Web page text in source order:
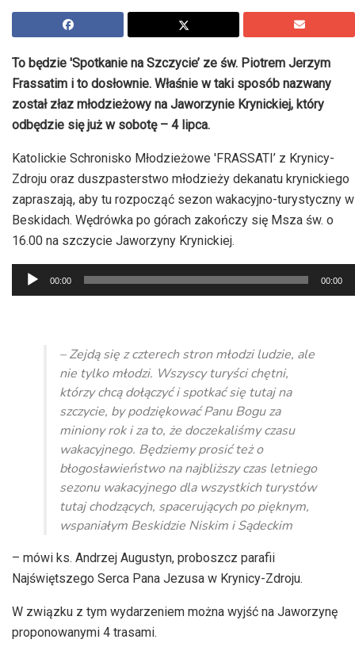
To będzie 'Spotkanie na Szczycie’ ze św. Piotrem Jerzym
Frassatim i to dosłownie. Właśnie w taki sposób nazwany
został złaz młodzieżowy na Jaworzynie Krynickiej, który
odbędzie się już w sobotę – 4 lipca.
Katolickie Schronisko Młodzieżowe 'FRASSATI’ z Krynicy-
Zdroju oraz duszpasterstwo młodzieży dekanatu krynickiego
zapraszają, aby tu rozpocząć sezon wakacyjno-turystyczny w
Beskidach. Wędrówka po górach zakończy się Msza św. o
16.00 na szczycie Jaworzyny Krynickiej.
Odtwarzacz
plików
00:00 00:00
– Zejdą się z czterech stron młodzi ludzie, ale
nie tylko młodzi. Wszyscy turyści chętni,
którzy chcą dołączyć i spotkać się tutaj na
szczycie, by podziękować Panu Bogu za
miniony rok i za to, że doczekaliśmy czasu
wakacyjnego. Będziemy prosić też o
błogosławieństwo na najbliższy czas letniego
sezonu wakacyjnego dla wszystkich turystów
tutaj chodzących, spacerujących po pięknym,
wspaniałym Beskidzie Niskim i Sądeckim
– mówi ks. Andrzej Augustyn, proboszcz parafii
Najświętszego Serca Pana Jezusa w Krynicy-Zdroju.
W związku z tym wydarzeniem można wyjść na Jaworzynę
proponowanymi 4 trasami.